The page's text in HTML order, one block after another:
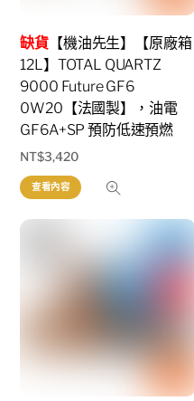
缺貨 【機油先生】【原廠箱
12L】TOTAL QUARTZ
9000 Future GF6
0W20【法國製】，油電
GF6A+SP 預防低速預燃
NT$3,420
查看內容